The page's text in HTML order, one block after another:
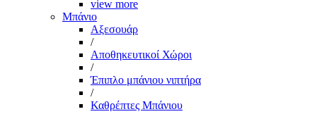
view more
Μπάνιο
Αξεσουάρ
/
Αποθηκευτικοί Χώροι
/
Έπιπλο μπάνιου νιπτήρα
/
Καθρέπτες Μπάνιου